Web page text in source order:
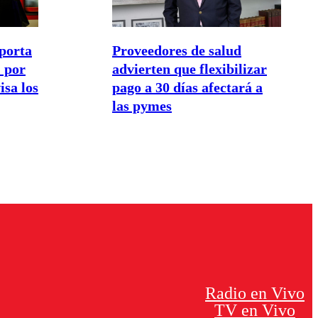
por
los
Proveedores de salud
advierten que flexibilizar
pago a 30 días afectará a
las pymes
Radio en Vivo
TV en Vivo